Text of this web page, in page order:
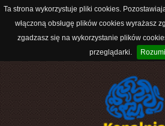
Ta strona wykorzystuje pliki cookies.
włączoną obsługę plików cookies wyrażasz
zgadzasz się na wykorzystanie plików
przeglądarki.